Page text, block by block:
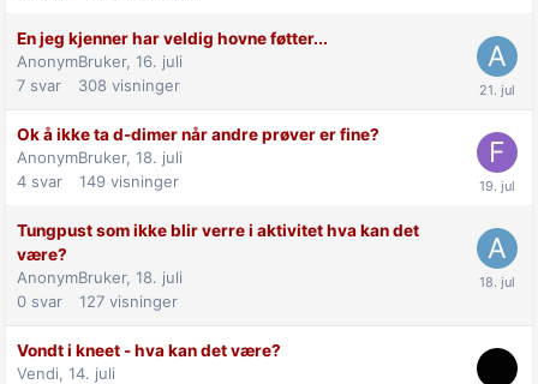
En jeg kjenner har veldig hovne føtter...
AnonymBruker, 16. juli
7 svar 308 visninger
Ok å ikke ta d-dimer når andre prøver er fine?
AnonymBruker, 18. juli
4 svar 149 visninger
Tungpust som ikke blir verre i aktivitet hva kan det
være?
AnonymBruker, 18. juli
0 svar 127 visninger
Vondt i kneet - hva kan det være?
Vendi, 14. juli